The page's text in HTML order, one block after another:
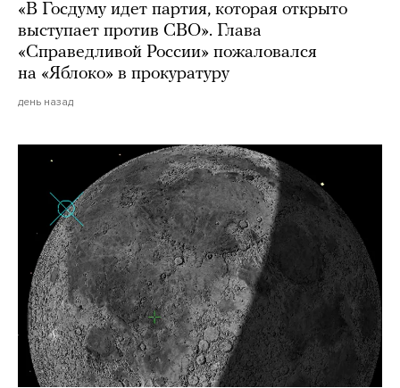
«В Госдуму идет партия, которая открыто
выступает против СВО». Глава
«Справедливой России» пожаловался
на «Яблоко» в прокуратуру
день назад